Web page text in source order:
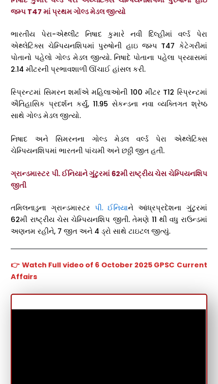
જમ્પ T47 માં પ્રથમ ગોલ્ડ મેડલ જીત્યો
ભારતીય પેરા-એથ્લીટ નિષાદ કુમારે નવી દિલ્હીમાં વર્લ્ડ પેરા
એથ્લેટિક્સ ચેમ્પિયનશિપમાં પુરુષોની હાઇ જમ્પ T47 કેટેગરીમાં
પોતાનો પહેલો ગોલ્ડ મેડલ જીત્યો. નિષાદે પોતાના પહેલા પ્રયાસમાં
2.14 મીટરની પ્રભાવશાળી ઊંચાઈ હાંસલ કરી.
સ્પ્રિન્ટમાં સિમરન શર્માએ મહિલાઓની 100 મીટર T12 સ્પ્રિન્ટમાં
ઐતિહાસિક પ્રદર્શન કર્યું, 11.95 સેકન્ડના નવા વ્યક્તિગત શ્રેષ્ઠ
સાથે ગોલ્ડ મેડલ જીત્યો.
નિષાદ અને સિમરનના ગોલ્ડ મેડલ વર્લ્ડ પેરા એથ્લેટિક્સ
ચેમ્પિયનશિપમાં ભારતની પાંચમી અને છઠ્ઠી જીત હતી.
ગ્રાન્ડમાસ્ટર પી. ઈનિયાને ગુંટુરમાં 62મી રાષ્ટ્રીય ચેસ ચેમ્પિયનશિપ
જીતી
તમિલનાડુના ગ્રાન્ડમાસ્ટર પી. ઈનિયાને આંધ્રપ્રદેશના ગુંટુરમાં
62મી રાષ્ટ્રીય ચેસ ચેમ્પિયનશિપ જીતી. તેમણે 11 થી વધુ રાઉન્ડમાં
અણનમ રહીને, 7 જીત અને 4 ડ્રો સાથે ટાઇટલ જીત્યું.
👉 Watch Full video of 6 October 2025 GPSC Current
Affairs